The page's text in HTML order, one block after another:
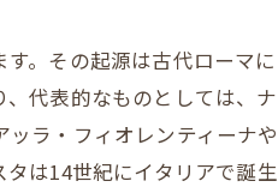
。その起源は古代ローマ
代表的なものとしては、
ラ・フィオレンティーナ
は14世紀にイタリアで